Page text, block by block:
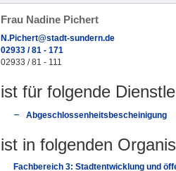
Frau Nadine Pichert
N.Pichert@stadt-sundern.de
02933 / 81 - 171
02933 / 81 - 111
ist für folgende
Abgeschlossenheitsbescheinigung
ist in folgenden
Fachbereich 3: Stadtentwicklung und